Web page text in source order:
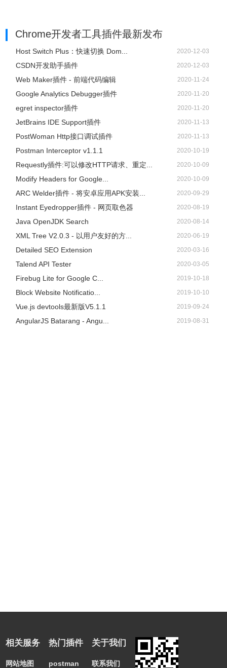
Chrome开发者工具插件最新发布
Host Switch Plus：快速切换 Dom... 2020-12-03
CSDN开发助手插件 2020-12-03
Web Maker插件 - 前端代码编辑 2020-11-24
Google Analytics Debugger插件 2020-11-20
egret inspector插件 2020-11-20
JetBrains IDE Support插件 2020-11-13
PostWoman Http接口调试插件 2020-11-13
Postman Interceptor v1.1.1 2020-10-19
Requestly插件:可以修改HTTP请求、重定... 2020-10-09
Modify Headers for Google... 2020-10-09
ARC Welder插件 - 将安卓应用APK安装... 2020-09-29
Instant Eyedropper插件 - 网页取色器 2020-08-19
Java OpenJDK Search 2020-08-14
XML Tree V2.0.3 - 以用户友好的方... 2020-06-19
Detailed SEO Extension 2020-03-16
Talend API Tester 2020-03-05
Firebug Lite for Google C... 2019-10-18
Block Website Notificatio... 2019-10-10
Vue.js devtools最新版V5.1.1 2019-09-24
AngularJS Batarang - Angu... 2019-08-31
相关服务
网站地图
热门插件
postman
关于我们
联系我们